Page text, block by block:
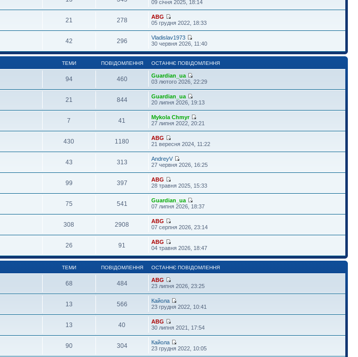
09 січня 2025, 18:14
21 278
ABG
05 грудня 2022, 18:33
42 296
Vladislav1973
30 червня 2026, 11:40
ТЕМИ ПОВІДОМЛЕННЯ ОСТАННЄ ПОВІДОМЛЕННЯ
94 460
Guardian_ua
03 лютого 2026, 22:29
21 844
Guardian_ua
20 липня 2026, 19:13
7 41
Mykola Chmyr
27 липня 2022, 20:21
430 1180
ABG
21 вересня 2024, 11:22
43 313
AndreyV
27 червня 2026, 16:25
99 397
ABG
28 травня 2025, 15:33
75 541
Guardian_ua
07 липня 2026, 18:37
308 2908
ABG
07 серпня 2026, 23:14
26 91
ABG
04 травня 2026, 18:47
ТЕМИ ПОВІДОМЛЕННЯ ОСТАННЄ ПОВІДОМЛЕННЯ
68 484
ABG
23 липня 2026, 23:25
13 566
Кайола
23 грудня 2022, 10:41
13 40
ABG
30 липня 2021, 17:54
90 304
Кайола
23 грудня 2022, 10:05